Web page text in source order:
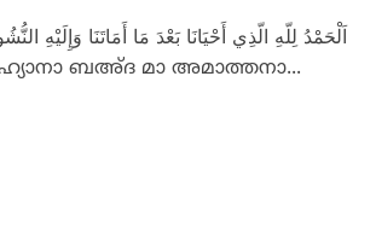
ബഅ്ദ മാ അമാത്തനാ...